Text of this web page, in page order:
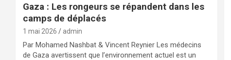
Gaza : Les rongeurs se répandent dans les
camps de déplacés
1 mai 2026 admin
Par Mohamed Nashbat & Vincent Reynier Les médecins
de Gaza avertissent que l’environnement actuel est un